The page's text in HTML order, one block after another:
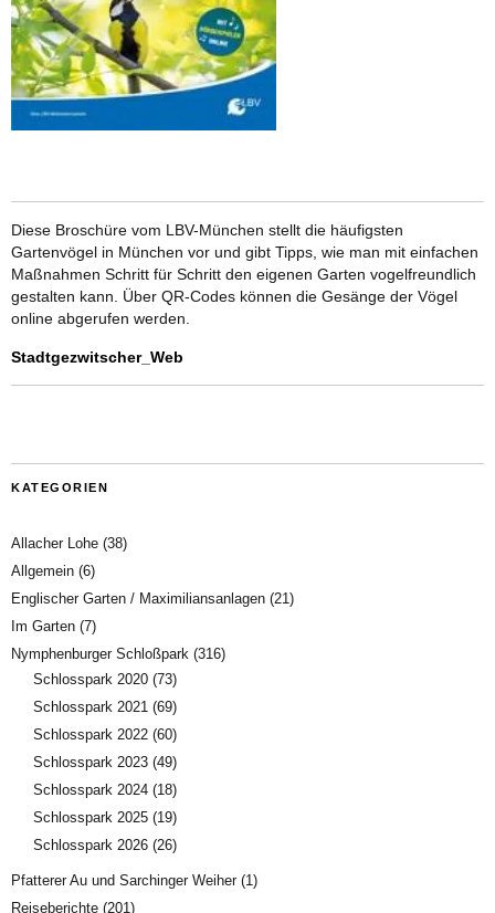
Diese Broschüre vom LBV-München stellt die häufigsten
Gartenvögel in München vor und gibt Tipps, wie man mit einfachen
Maßnahmen Schritt für Schritt den eigenen Garten vogelfreundlich
gestalten kann. Über QR-Codes können die Gesänge der Vögel
online abgerufen werden.
Stadtgezwitscher_Web
KATEGORIEN
Allacher Lohe (38)
Allgemein (6)
Englischer Garten / Maximiliansanlagen (21)
Im Garten (7)
Nymphenburger Schloßpark (316)
Schlosspark 2020 (73)
Schlosspark 2021 (69)
Schlosspark 2022 (60)
Schlosspark 2023 (49)
Schlosspark 2024 (18)
Schlosspark 2025 (19)
Schlosspark 2026 (26)
Pfatterer Au und Sarchinger Weiher(1)
Reiseberichte (201)